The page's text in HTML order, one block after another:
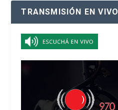
TRANSMISIÓN EN VIVO